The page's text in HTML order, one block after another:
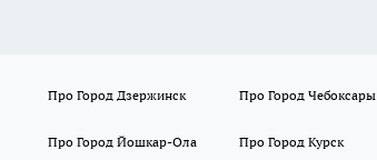
Про Город Дзержинск Про Город Чебоксары
Про Город Йошкар-Ола Про Город Курск